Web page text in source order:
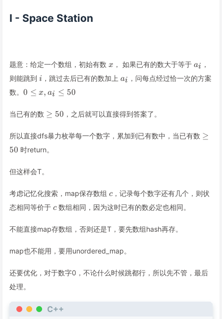
I - Space Station
题意：给定一个数组，初始有数 x
x ， 如果已有的数大于等于 a_i
ai ，
则能跳到 i
i ，跳过去后已有的数加上 a_i
ai ，问每点经过恰一次的方案
数。 0\le
50
0 ≤ x, ai ≤ 50
当已有的数 \ge
≥ 50 ，之后就可以直接得到答案了。
所以直接dfs暴力枚举每一个数字，累加到已有数中，当已有数 \ge
≥
50 时return。
但这样会T。
考虑记忆化搜索，map保存数组 c
c ，记录每个数字还有几个，则状
态相同等价于 c
c 数组相同，因为这时已有的数必定也相同。
不能直接map存数组，否则还是T，要先数组hash再存。
map也不能用，要用unordered_map。
还要优化，对于数字0，不论什么时候跳都行，所以先不管，最后
处理。
C++